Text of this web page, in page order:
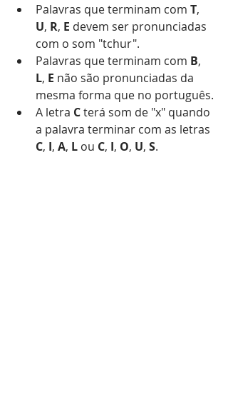
Palavras que terminam com T,
U, R, E devem ser pronunciadas
com o som "tchur".
Palavras que terminam com B,
L, E não são pronunciadas da
mesma forma que no português.
A letra C terá som de "x" quando
a palavra terminar com as letras
C, I, A, L ou C, I, O, U, S.